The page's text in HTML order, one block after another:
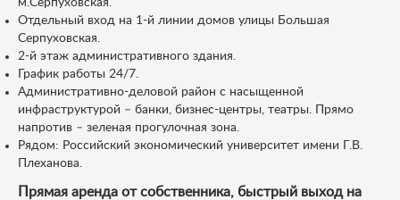
м.Серпуховская.
Отдельный вход на 1-й линии домов улицы Большая
Серпуховская.
2-й этаж административного здания.
График работы 24/7.
Административно-деловой район с насыщенной
инфраструктурой – банки, бизнес-центры, театры. Прямо
напротив – зеленая прогулочная зона.
Рядом: Российский экономический университет имени Г.В.
Плеханова.
Прямая аренда от собственника, быстрый выход на